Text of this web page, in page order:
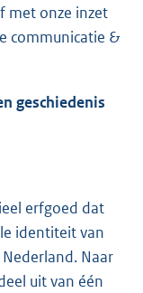
met onze inzet
communicatie &
geschiedenis
erfgoed dat
identiteit van
Naar
uit van één